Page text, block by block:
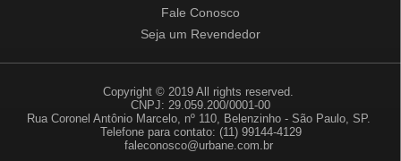
Fale Conosco
Seja um Revendedor
Copyright © 2019 All rights reserved.
CNPJ: 29.059.200/0001-00
Rua Coronel Antônio Marcelo, nº 110, Belenzinho - São Paulo, SP.
Telefone para contato: (11) 99144-4129
faleconosco@urbane.com.br